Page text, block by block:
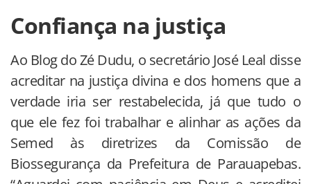
Confiança na justiça
Ao Blog do Zé Dudu, o secretário José Leal disse
acreditar na justiça divina e dos homens que a
verdade iria ser restabelecida, já que tudo o
que ele fez foi trabalhar e alinhar as ações da
Semed às diretrizes da Comissão de
Biossegurança da Prefeitura de Parauapebas.